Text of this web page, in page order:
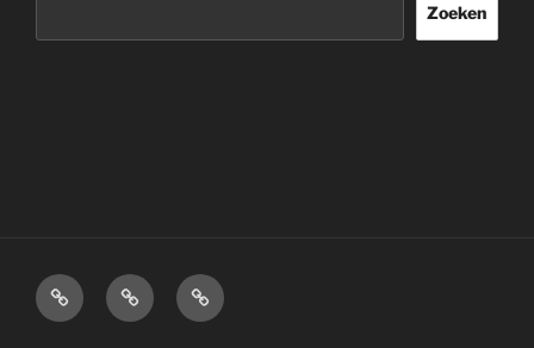
Zoeken
Home
Over
mij.
Disclaimer.